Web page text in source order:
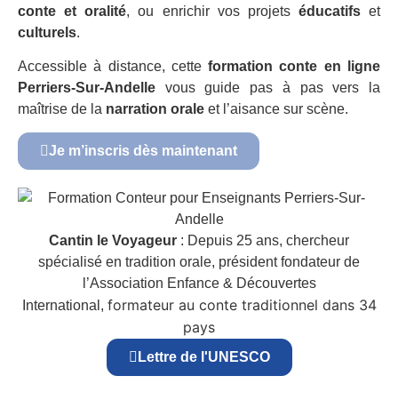
conte et oralité, ou enrichir vos projets éducatifset
culturels.
Accessible à distance, cetteformation conte en ligne
Perriers-Sur-Andelle vous guide pas à pas vers la
maîtrise de la narration orale et l’aisance sur scène.
Je m’inscris dès maintenant
Cantin le Voyageur : Depuis 25 ans, chercheur
spécialisé en tradition orale, président fondateur de
l’Association Enfance & Découvertes
International, formateur au conte traditionnel dans 34
pays
Lettre de l'UNESCO